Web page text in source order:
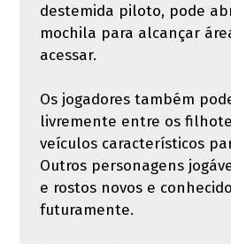
destemida piloto, pode
mochila para alcançar
acessar.
Os jogadores também
livremente entre os
veículos característicos
Outros personagens
e rostos novos e
futuramente.